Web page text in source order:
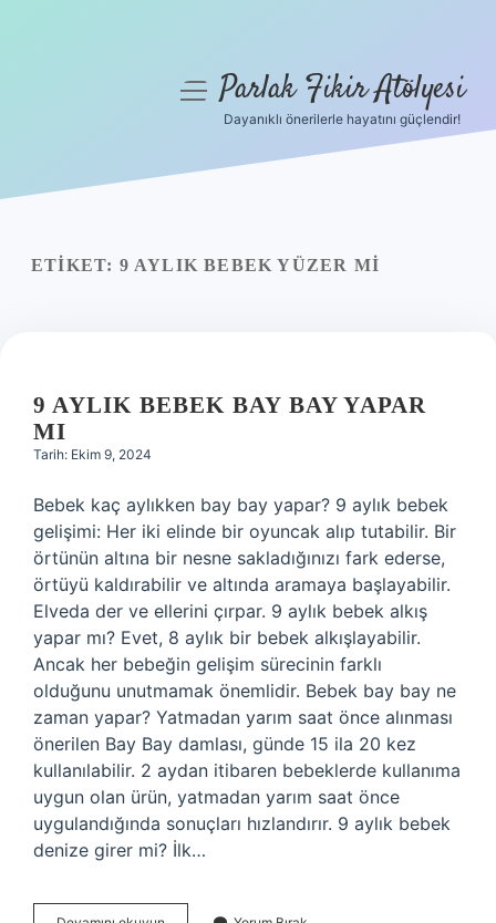
Yasal Uyarı
menüyüParlak Fikir Atölyesi
Dayanıklı önerilerle hayatını güçlendir!
ETIKET: 9 AYLIK BEBEK YÜZER MI
9 AYLIK BEBEK BAY BAY YAPAR
MI
Tarih: Ekim 9, 2024
Bebek kaç aylıkken bay bay yapar? 9 aylık bebek
gelişimi: Her iki elinde bir oyuncak alıp tutabilir. Bir
örtünün altına bir nesne sakladığınızı fark ederse,
örtüyü kaldırabilir ve altında aramaya başlayabilir.
Elveda der ve ellerini çırpar. 9 aylık bebek alkış
yapar mı? Evet, 8 aylık bir bebek alkışlayabilir.
Ancak her bebeğin gelişim sürecinin farklı
olduğunu unutmamak önemlidir. Bebek bay bay ne
zaman yapar? Yatmadan yarım saat önce alınması
önerilen Bay Bay damlası, günde 15 ila 20 kez
kullanılabilir. 2 aydan itibaren bebeklerde kullanıma
uygun olan ürün, yatmadan yarım saat önce
uygulandığında sonuçları hızlandırır. 9 aylık bebek
denize girer mi? İlk…